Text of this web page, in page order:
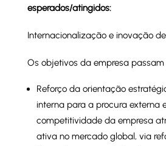
esperados/atingidos:
Internacionalização e inovação
Os objetivos da empresa passam
Reforço da orientação
interna para a procura externa
competitividade da empresa
ativa no mercado global, via